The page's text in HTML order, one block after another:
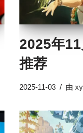
2025年
推荐
2025-11-03 由